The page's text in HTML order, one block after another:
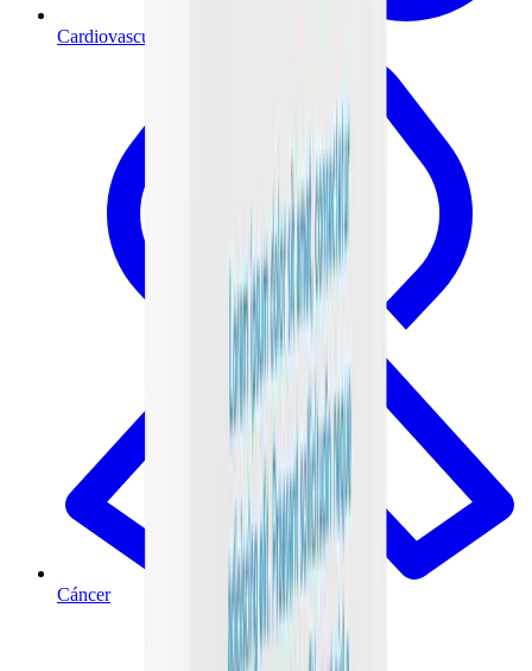
Cardiovascular
Cáncer